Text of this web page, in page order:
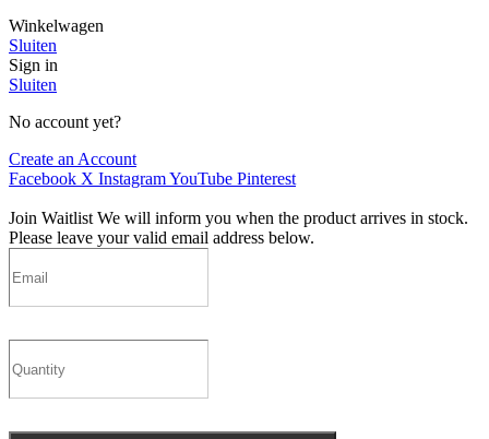
Winkelwagen
Sluiten
Sign in
Sluiten
No account yet?
Create an Account
Facebook X InstagramYouTube Pinterest
Join Waitlist We will inform you when the product arrives in stock.
Please leave your valid email address below.